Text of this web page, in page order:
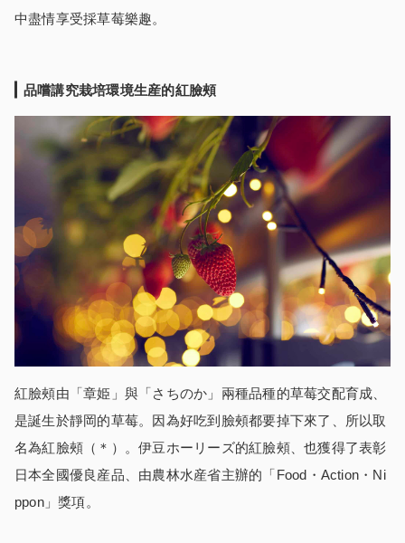
中盡情享受採草莓樂趣。
品嚐講究栽培環境生産的紅臉頰
紅臉頰由「章姫」與「さちのか」兩種品種的草莓交配育成、
是誕生於靜岡的草莓。因為好吃到臉頰都要掉下來了、所以取
名為紅臉頰（＊）。伊豆ホーリーズ的紅臉頰、也獲得了表彰
日本全國優良産品、由農林水産省主辦的「Food・Action・Ni
ppon」獎項。